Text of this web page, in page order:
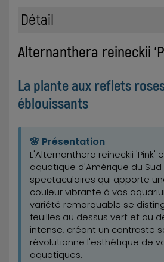
Détail
Alternanthera reineckii
La plante aux reflets
éblouissants
🌸 Présentation
L'Alternanthera reineckii 'Pink'
aquatique d'Amérique du Sud
spectaculaires qui apporte
couleur vibrante à vos
variété remarquable se
feuilles au dessus vert et au
intense, créant un contraste
révolutionne l'esthétique de
aquatiques.